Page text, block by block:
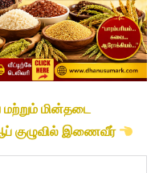
மின்தடை
குழுவில் இணைவீர்